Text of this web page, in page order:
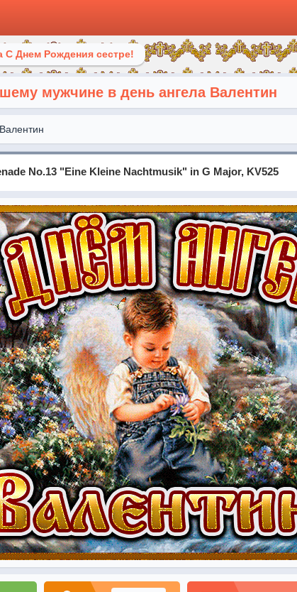
С Днем Рождения сестре!
мужчине в день ангела Валентин
Валентин
No.13 "Eine Kleine Nachtmusik" in G Major, KV525